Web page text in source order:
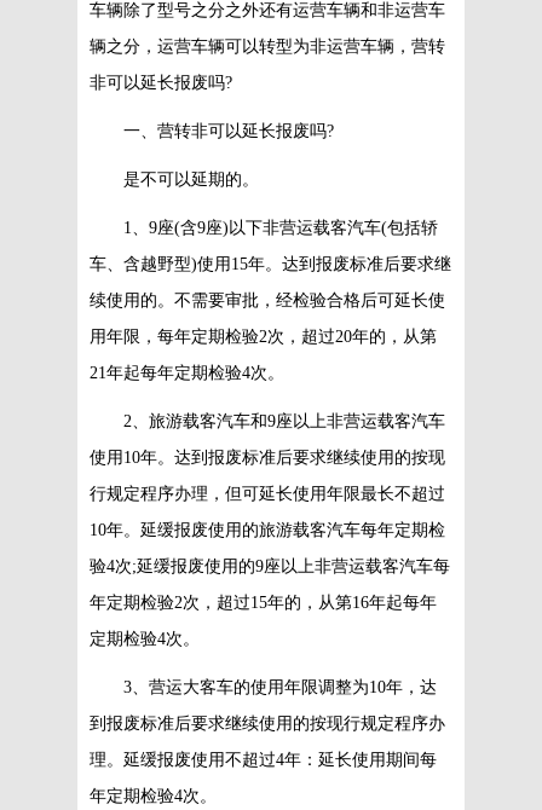
车辆除了型号之分之外还有运营车辆和非运营车
辆之分，运营车辆可以转型为非运营车辆，营转
非可以延长报废吗?
一、营转非可以延长报废吗?
是不可以延期的。
1、9座(含9座)以下非营运载客汽车(包括轿
车、含越野型)使用15年。达到报废标准后要求继
续使用的。不需要审批，经检验合格后可延长使
用年限，每年定期检验2次，超过20年的，从第
21年起每年定期检验4次。
2、旅游载客汽车和9座以上非营运载客汽车
使用10年。达到报废标准后要求继续使用的按现
行规定程序办理，但可延长使用年限最长不超过
10年。延缓报废使用的旅游载客汽车每年定期检
验4次;延缓报废使用的9座以上非营运载客汽车每
年定期检验2次，超过15年的，从第16年起每年
定期检验4次。
3、营运大客车的使用年限调整为10年，达
到报废标准后要求继续使用的按现行规定程序办
理。延缓报废使用不超过4年：延长使用期间每
年定期检验4次。